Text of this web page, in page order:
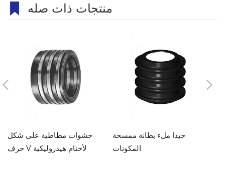
منتجات ذات صله
حشوات مطاطية على شكل
حرف V لأختام هيدروليكية
جيدا ملء بطانة ممسحة
المكونات